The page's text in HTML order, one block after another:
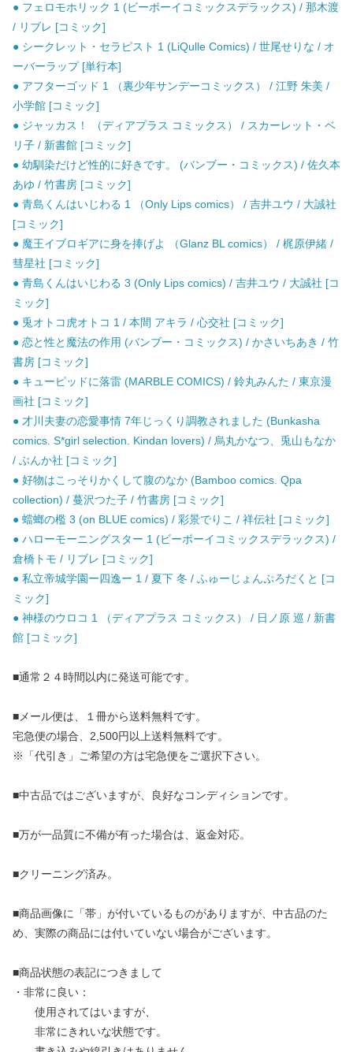
● フェロモホリック 1 (ビーボーイコミックスデラックス) / 那木渡
/ リブレ [コミック]
● シークレット・セラピスト 1 (LiQulle Comics) / 世尾せりな / オ
ーバーラップ [単行本]
● アフターゴッド 1 （裏少年サンデーコミックス） / 江野 朱美 /
小学館 [コミック]
● ジャッカス！ （ディアプラス コミックス） / スカーレット・ベ
リ子 / 新書館 [コミック]
● 幼馴染だけど性的に好きです。 (バンブー・コミックス) / 佐久本
あゆ / 竹書房 [コミック]
● 青島くんはいじわる 1 （Only Lips comics） / 吉井ユウ / 大誠社
[コミック]
● 魔王イブロギアに身を捧げよ （Glanz BL comics） / 梶原伊緒 /
彗星社 [コミック]
● 青島くんはいじわる 3 (Only Lips comics) / 吉井ユウ / 大誠社 [コ
ミック]
● 兎オトコ虎オトコ 1 / 本間 アキラ / 心交社 [コミック]
● 恋と性と魔法の作用 (バンブー・コミックス) / かさいちあき / 竹
書房 [コミック]
● キューピッドに落雷 (MARBLE COMICS) / 鈴丸みんた / 東京漫
画社 [コミック]
● 才川夫妻の恋愛事情 7年じっくり調教されました (Bunkasha
comics. S*girl selection. Kindan lovers) / 烏丸かなつ、兎山もなか
/ ぶんか社 [コミック]
● 好物はこっそりかくして腹のなか (Bamboo comics. Qpa
collection) / 蔓沢つた子 / 竹書房 [コミック]
● 蟷螂の檻 3 (on BLUE comics) / 彩景でりこ / 祥伝社 [コミック]
● ハローモーニングスター 1 (ビーボーイコミックスデラックス) /
倉橋トモ / リブレ [コミック]
● 私立帝城学園ー四逸ー 1 / 夏下 冬 / ふゅーじょんぷろだくと [コ
ミック]
● 神様のウロコ 1 （ディアプラス コミックス） / 日ノ原 巡 / 新書
館 [コミック]
■通常２４時間以内に発送可能です。
■メール便は、１冊から送料無料です。
宅急便の場合、2,500円以上送料無料です。
※「代引き」ご希望の方は宅急便をご選択下さい。
■中古品ではございますが、良好なコンディションです。
■万が一品質に不備が有った場合は、返金対応。
■クリーニング済み。
■商品画像に「帯」が付いているものがありますが、中古品のた
め、実際の商品には付いていない場合がございます。
■商品状態の表記につきまして
・非常に良い：
使用されてはいますが、
非常にきれいな状態です。